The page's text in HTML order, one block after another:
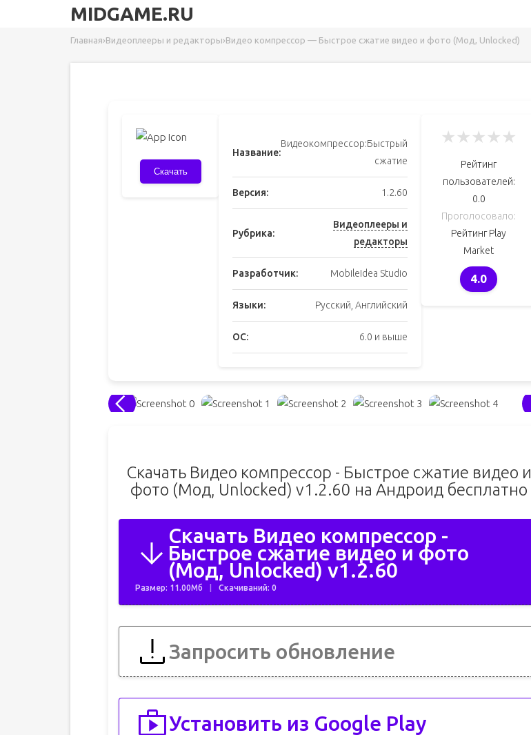
MIDGAME.RU
Главная›Видеоплееры и редакторы›Видео компрессор — Быстрое сжатие видео и фото (Мод, Unlocked)
Скачать
Название:
Видеокомпрессор:Быстрый
сжатие
Версия: 1.2.60
Рубрика:
Видеоплееры и
редакторы
Разработчик: MobileIdea Studio
Языки: Русский, Английский
ОС: 6.0 и выше
★★★★★
Рейтинг
пользователей:
0.0
Проголосовало:
Рейтинг Play
Market
4.0
Скачать Видео компрессор - Быстрое сжатие видео и
фото (Мод, Unlocked) v1.2.60 на Андроид бесплатно
Скачать Видео компрессор -
Быстрое сжатие видео и фото
(Мод, Unlocked) v1.2.60
Размер: 11.00Мб Скачиваний: 0
Запросить обновление
Установить из Google Play